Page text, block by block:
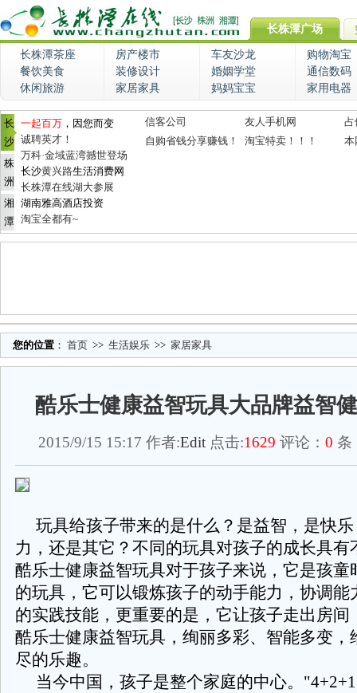
长株潭广场
长株潭茶座 房产楼市 车友沙龙
购物淘宝
餐饮美食
装修设计 婚姻学堂
通信数码
休闲旅游
家居家具 妈妈宝宝 家用电器
长
沙
株
洲
湘
潭
一起百万 ，因您而变
诚聘英才！
万科·金域蓝湾撼世登场
长沙黄兴路生活消费网
长株潭在线湖大参展
湖南雅高酒店投资
淘宝全都有~
信客公司 友人手机网
占
自购省钱分享赚钱！
淘宝特卖！！！ 本
您的位置 ： 首页 >> 生活娱乐 >> 家居家具
酷乐士健康益智玩具大品牌益智
2015/9/15 15:17 作者:Edit 点击:1629 评论： 0 条
玩具给孩子带来的是什么？是益智，是快乐
力，还是其它？不同的玩具对孩子的成长具有
酷乐士健康益智玩具对于孩子来说，它是孩童
的玩具，它可以锻炼孩子的动手能力，协调能
的实践技能，更重要的是，它让孩子走出房间
酷乐士健康益智玩具，绚丽多彩、智能多变，
尽的乐趣。
当今中国，孩子是整个家庭的中心。